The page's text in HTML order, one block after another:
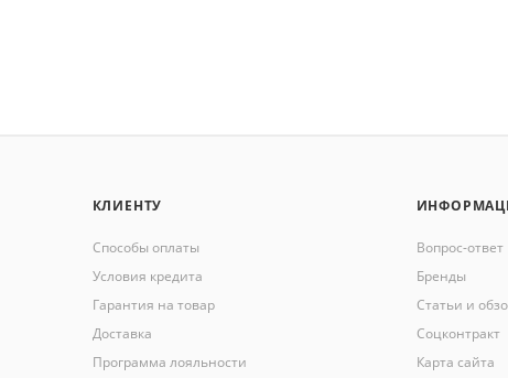
КЛИЕНТУ
Способы оплаты
Условия кредита
Гарантия на товар
Доставка
Программа лояльности
Вопрос-ответ
Бренды
Статьи и
Соцконтракт
Карта сайта